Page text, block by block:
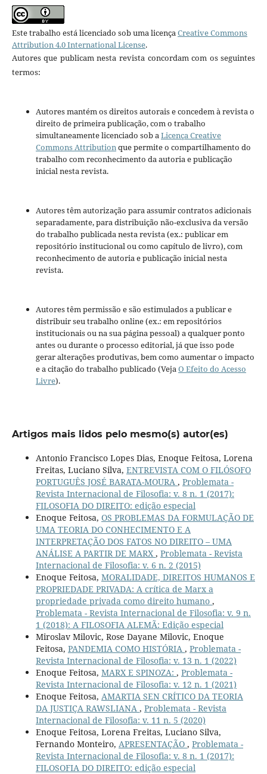
Este trabalho está licenciado sob uma licençaCreative Commons
Attribution 4.0 International License.
Autores que publicam nesta revista concordam com os seguintes
termos:
Autores mantém os direitos autorais e concedem à revista o
direito de primeira publicação, com o trabalho
simultaneamente licenciado sob aLicença Creative
Commons Attributionque permite o compartilhamento do
trabalho com reconhecimento da autoria e publicação
inicial nesta revista.
Autores têm autorização para assumir contratos adicionais
separadamente, para distribuição não-exclusiva da versão
do trabalho publicada nesta revista (ex.: publicar em
repositório institucional ou como capítulo de livro), com
reconhecimento de autoria e publicação inicial nesta
revista.
Autores têm permissão e são estimulados a publicar e
distribuir seu trabalho online (ex.: em repositórios
institucionais ou na sua página pessoal) a qualquer ponto
antes ou durante o processo editorial, já que isso pode
gerar alterações produtivas, bem como aumentar o impacto
e a citação do trabalho publicado (VejaO Efeito do Acesso
Livre).
Artigos mais lidos pelo mesmo(s) autor(es)
Antonio Francisco Lopes Dias, Enoque Feitosa, Lorena
Freitas, Luciano Silva, ENTREVISTA COM O FILÓSOFO
PORTUGUÊS JOSÉ BARATA-MOURA , Problemata -
Revista Internacional de Filosofia: v. 8 n. 1 (2017):
FILOSOFIA DO DIREITO: edição especial
Enoque Feitosa, OS PROBLEMAS DA FORMULAÇÃO DE
UMA TEORIA DO CONHECIMENTO E A
INTERPRETAÇÃO DOS FATOS NO DIREITO – UMA
ANÁLISE A PARTIR DE MARX , Problemata - Revista
Internacional de Filosofia: v. 6 n. 2 (2015)
Enoque Feitosa, MORALIDADE, DIREITOS HUMANOS E
PROPRIEDADE PRIVADA: A crítica de Marx a
propriedade privada como direito humano ,
Problemata - Revista Internacional de Filosofia: v. 9 n.
1 (2018): A FILOSOFIA ALEMÃ: Edição especial
Miroslav Milovic, Rose Dayane Milovic, Enoque
Feitosa, PANDEMIA COMO HISTÓRIA , Problemata -
Revista Internacional de Filosofia: v. 13 n. 1 (2022)
Enoque Feitosa, MARX E SPINOZA: , Problemata -
Revista Internacional de Filosofia: v. 12 n. 1 (2021)
Enoque Feitosa, AMARTIA SEN CRÍTICO DA TEORIA
DA JUSTIÇA RAWSLIANA , Problemata - Revista
Internacional de Filosofia: v. 11 n. 5 (2020)
Enoque Feitosa, Lorena Freitas, Luciano Silva,
Fernando Monteiro, APRESENTAÇÃO , Problemata -
Revista Internacional de Filosofia: v. 8 n. 1 (2017):
FILOSOFIA DO DIREITO: edição especial